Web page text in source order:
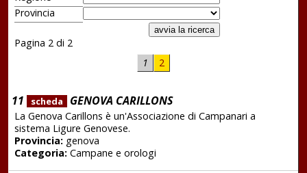
Provincia
Pagina 2 di 2
1
2
11 scheda GENOVA CARILLONS
La Genova Carillons è un'Associazione di Campanari a
sistema Ligure Genovese.
Provincia:genova
Categoria:Campane e orologi